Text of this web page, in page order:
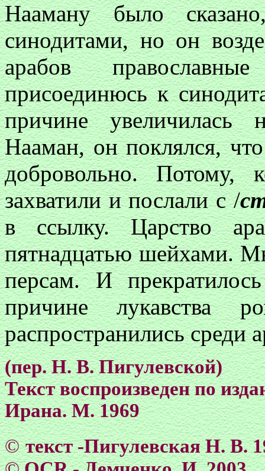
Нааману было
синодитами, но он
арабов
присоединюсь к
причине увеличилась
Нааман, он поклялся,
добровольно.
захватили и послали с /
в ссылку. Царство
пятнадцатью шейхами.
персам. И
причине лукавства
распространились среди
(пер. Н. В. Пигулевской)
Текст воспроизведен по
Ирана. М. 1969
© текст -Пигулевская Н. В.